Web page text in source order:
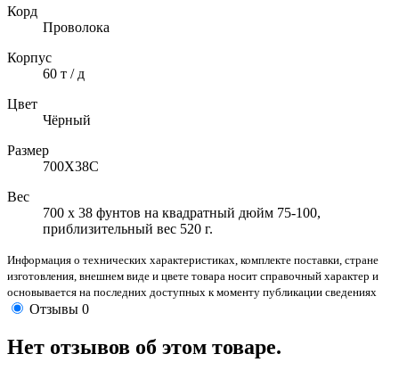
Корд
Проволока
Корпус
60 т / д
Цвет
Чёрный
Размер
700X38C
Вес
700 х 38 фунтов на квадратный дюйм 75-100,
приблизительный вес 520 г.
Информация о технических характеристиках, комплекте поставки, стране
изготовления, внешнем виде и цвете товара носит справочный характер и
основывается на последних доступных к моменту публикации сведениях
Отзывы 0
Нет отзывов об этом товаре.